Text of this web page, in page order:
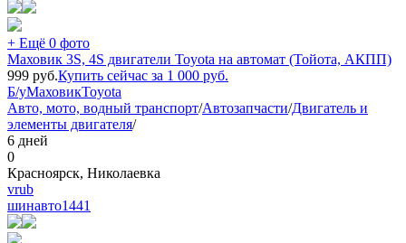
+ Ещё 0 фото
Маховик 3S, 4S двигатели Toyota на автомат (Тойота, АКПП)
999 руб.Купить сейчас за 1 000 руб.
Б/уМаховикToyota
Авто, мото, водный транспорт/Автозапчасти/Двигатель и
элементы двигателя/
6 дней
0
Красноярск, Николаевка
vrub
шинавто1441